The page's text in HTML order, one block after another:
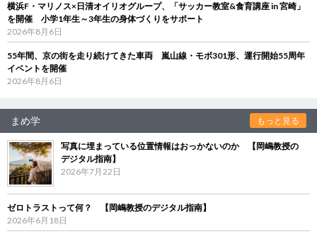
横浜F・マリノス×日清オイリオグループ、「サッカー教室&食育講座 in 宮崎」
を開催 小学1年生～3年生の身体づくりをサポート
2026年8月6日
55年間、京の街を走り続けてきた車両 嵐山線・モボ301形、運行開始55周年
イベントを開催
2026年8月6日
まめ学 もっと見る
写真に埋まっている位置情報はおっかないのか 【岡嶋教授の
デジタル指南】
2026年7月22日
ゼロトラストって何？ 【岡嶋教授のデジタル指南】
2026年6月18日